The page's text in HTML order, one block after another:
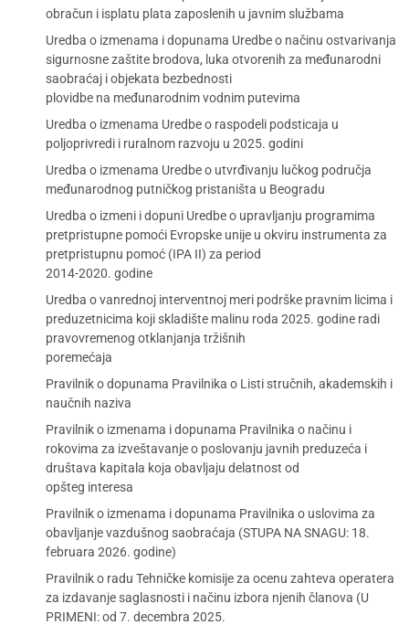
obračun i isplatu plata zaposlenih u javnim službama
Uredba o izmenama i dopunama Uredbe o načinu ostvarivanja
sigurnosne zaštite brodova, luka otvorenih za međunarodni
saobraćaj i objekata bezbednosti
plovidbe na međunarodnim vodnim putevima
Uredba o izmenama Uredbe o raspodeli podsticaja u
poljoprivredi i ruralnom razvoju u 2025. godini
Uredba o izmenama Uredbe o utvrđivanju lučkog područja
međunarodnog putničkog pristaništa u Beogradu
Uredba o izmeni i dopuni Uredbe o upravljanju programima
pretpristupne pomoći Evropske unije u okviru instrumenta za
pretpristupnu pomoć (IPA II) za period
2014-2020. godine
Uredba o vanrednoj interventnoj meri podrške pravnim licima i
preduzetnicima koji skladište malinu roda 2025. godine radi
pravovremenog otklanjanja tržišnih
poremećaja
Pravilnik o dopunama Pravilnika o Listi stručnih, akademskih i
naučnih naziva
Pravilnik o izmenama i dopunama Pravilnika o načinu i
rokovima za izveštavanje o poslovanju javnih preduzeća i
društava kapitala koja obavljaju delatnost od
opšteg interesa
Pravilnik o izmenama i dopunama Pravilnika o uslovima za
obavljanje vazdušnog saobraćaja (STUPA NA SNAGU: 18.
februara 2026. godine)
Pravilnik o radu Tehničke komisije za ocenu zahteva operatera
za izdavanje saglasnosti i načinu izbora njenih članova (U
PRIMENI: od 7. decembra 2025.